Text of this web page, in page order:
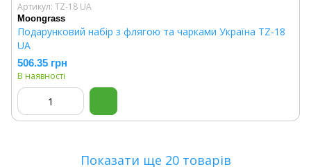
Артикул: TZ-18 UA
Moongrass
Подарунковий набір з флягою та чарками Україна TZ-18
UA
506.35 грн
В наявності
Показати ще 20 товарів